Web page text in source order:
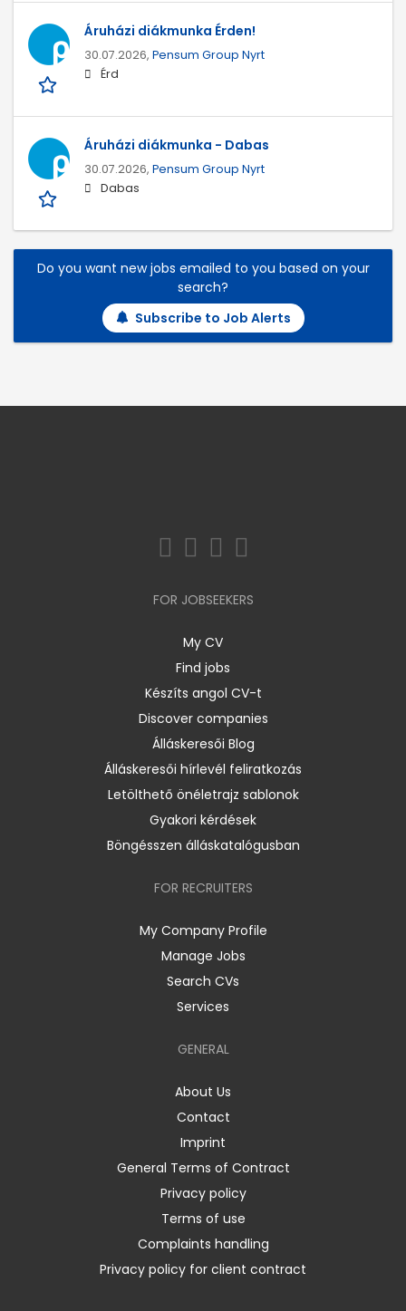
Áruházi diákmunka Érden!
30.07.2026, Pensum Group Nyrt
Érd
Áruházi diákmunka - Dabas
30.07.2026, Pensum Group Nyrt
Dabas
Do you want new jobs emailed to you based on your
search?
Subscribe to Job Alerts
FOR JOBSEEKERS
My CV
Find jobs
Készíts angol CV-t
Discover companies
Álláskeresői Blog
Álláskeresői hírlevél feliratkozás
Letölthető önéletrajz sablonok
Gyakori kérdések
Böngésszen álláskatalógusban
FOR RECRUITERS
My Company Profile
Manage Jobs
Search CVs
Services
GENERAL
About Us
Contact
Imprint
General Terms of Contract
Privacy policy
Terms of use
Complaints handling
Privacy policy for client contract